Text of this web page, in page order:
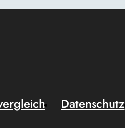
Datenschutz